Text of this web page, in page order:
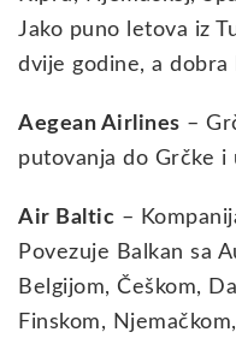
Jako puno letova iz
dvije godine, a dobra
Aegean Airlines –
putovanja do Grčke i
Air Baltic –
Povezuje Balkan sa
Belgijom, Češkom,
Finskom,